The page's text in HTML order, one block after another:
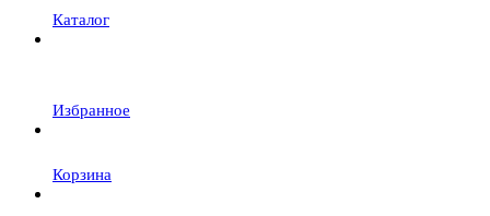
Каталог
Избранное
Корзина